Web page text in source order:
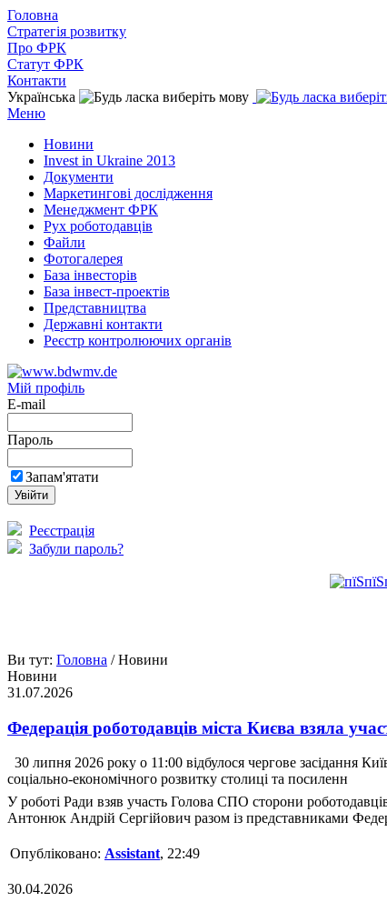
Головна
Стратегія розвитку
Про ФРК
Статут ФРК
Контакти
Українська
Меню
Новини
Invest in Ukraine 2013
Документи
Маркетингові дослідження
Менеджмент ФРК
Рух роботодавців
Файли
Фотогалерея
База інвесторів
База інвест-проектів
Представництва
Державні контакти
Реєстр контролюючих органів
Мій профіль
E-mail
Пароль
Запам'ятати
Реєстрація
Забули пароль?
Ви тут: Головна / Новини
Новини
31.07.2026
Федерація роботодавців міста Києва взяла
30 липня 2026 року о 11:00 відбулося чергове засідання
соціально-економічного розвитку столиці та посиленн
У роботі Ради взяв участь Голова СПО сторони
Антонюк Андрій Сергійович разом із представниками
Опубліковано: Assistant, 22:49
30.04.2026